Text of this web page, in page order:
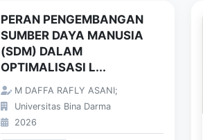
PERAN PENGEMBANGAN
SUMBER DAYA MANUSIA
(SDM) DALAM
OPTIMALISASI L...
M DAFFA RAFLY ASANI;
Universitas Bina Darma
2026